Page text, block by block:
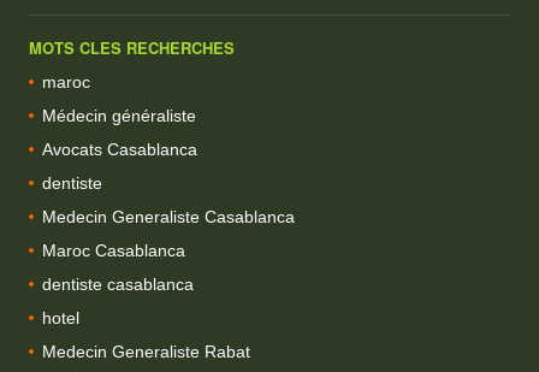
MOTS CLES RECHERCHES
maroc
Médecin généraliste
Avocats Casablanca
dentiste
Medecin Generaliste Casablanca
Maroc Casablanca
dentiste casablanca
hotel
Medecin Generaliste Rabat